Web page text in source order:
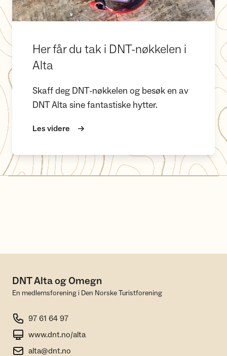
Her får du tak i DNT-nøkkelen i
Alta
Skaff deg DNT-nøkkelen og besøk en av
DNT Alta sine fantastiske hytter.
Les videre
DNT Alta og Omegn
En medlemsforening i Den Norske Turistforening
97 61 64 97
www.dnt.no/alta
alta@dnt.no